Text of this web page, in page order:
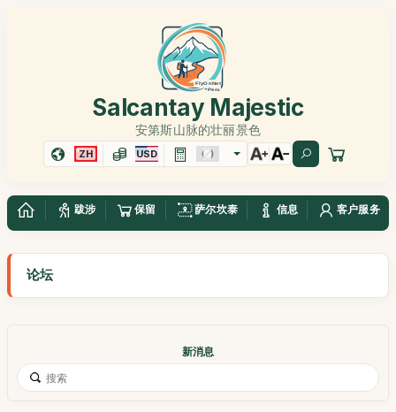
Salcantay Majestic
安第斯山脉的壮丽景色
ZH USD
跋涉 保留 萨尔坎泰 信息 客户服务
论坛
新消息